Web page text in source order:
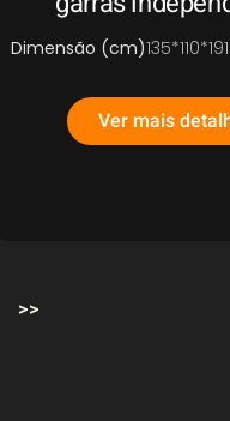
Dimensão (cm)135*110*191
Ver mais
>>